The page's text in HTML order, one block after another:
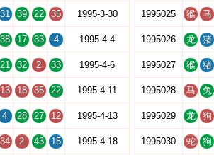
31 39 22 35 1995-3-30
38 17 33 4 1995-4-4
21 32 2 33 1995-4-6
13 18 35 22 1995-4-11
4 28 27 12 1995-4-13
34 2 43 15 1995-4-18
1995025 猴 马
1995026 龙 猪
1995027 猴 猪
1995028 马 兔
1995029 龙 狗
1995030 蛇 狗